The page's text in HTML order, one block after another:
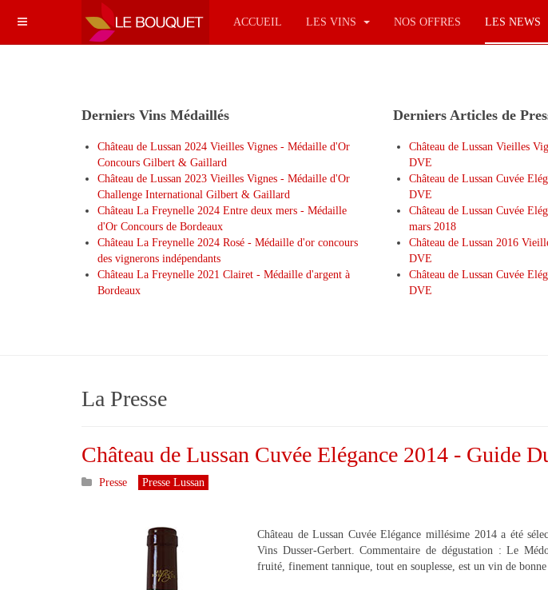
ACCUEIL LES VINS NOS OFFRES LES NEWS
Derniers Vins Médaillés
Château de Lussan 2024 Vieilles Vignes - Médaille d'Or
Concours Gilbert & Gaillard
Château de Lussan 2023 Vieilles Vignes - Médaille d'Or
Challenge International Gilbert & Gaillard
Château La Freynelle 2024 Entre deux mers - Médaille
d'Or Concours de Bordeaux
Château La Freynelle 2024 Rosé - Médaille d'or concours
des vignerons indépendants
Château La Freynelle 2021 Clairet - Médaille d'argent à
Bordeaux
Derniers Articles de
Château de Lussan Vieilles
DVE
Château de Lussan Cuvée
DVE
Château de Lussan Cuvée
mars 2018
Château de Lussan 2016
DVE
Château de Lussan Cuvée
DVE
La Presse
Château de Lussan Cuvée Elégance 2014 - Guide
Presse Presse Lussan
Château de Lussan Cuvée Elégance millésime 2014 a été
Vins Dusser-Gerbert. Commentaire de dégustation : Le
fruité, finement tannique, tout en souplesse, est un vin de